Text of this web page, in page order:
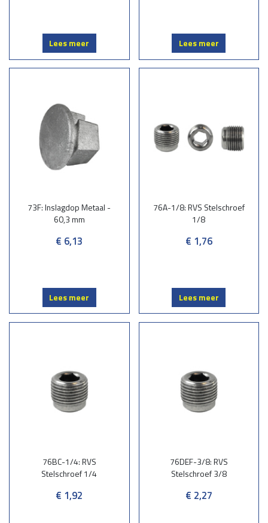
Lees meer Lees meer
73F: Inslagdop Metaal -
60,3 mm
€ 6,13
Lees meer
76A-1/8: RVS Stelschroef
1/8
€ 1,76
Lees meer
76BC-1/4: RVS
Stelschroef 1/4
€ 1,92
76DEF-3/8: RVS
Stelschroef 3/8
€ 2,27